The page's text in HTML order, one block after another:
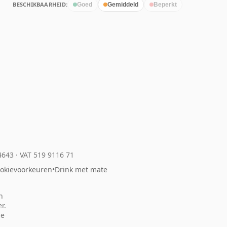
BESCHIKBAARHEID: Goed Gemiddeld Beperkt
· VAT 519 9116 71
•Drink met mate